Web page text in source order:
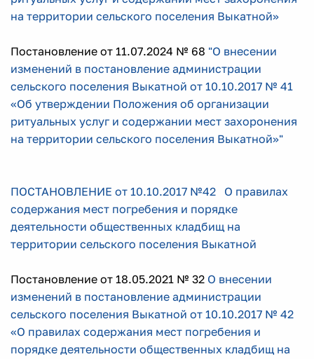
на территории сельского поселения Выкатной»
Постановление от 11.07.2024 № 68 "О внесении
изменений в постановление администрации
сельского поселения Выкатной от 10.10.2017 № 41
«Об утверждении Положения об организации
ритуальных услуг и содержании мест захоронения
на территории сельского поселения Выкатной»"
ПОСТАНОВЛЕНИЕ от 10.10.2017 №42 О правилах
содержания мест погребения и порядке
деятельности общественных кладбищ на
территории сельского поселения Выкатной
Постановление от 18.05.2021 № 32 О внесении
изменений в постановление администрации
сельского поселения Выкатной от 10.10.2017 № 42
«О правилах содержания мест погребения и
порядке деятельности общественных кладбищ на